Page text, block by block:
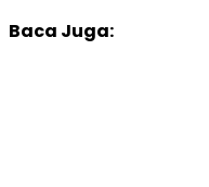
Baca Juga: